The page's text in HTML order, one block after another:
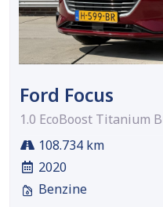
Ford Focus
1.0 EcoBoost Titanium
108.734 km
2020
Benzine